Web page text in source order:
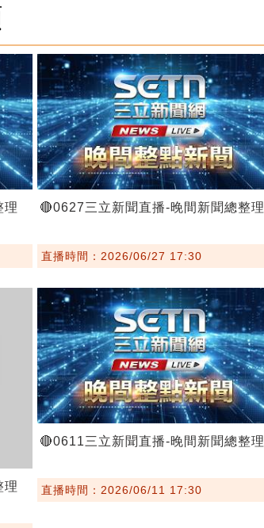
理 🔴0627三立新聞直播-晚間新聞總整理
直播時間：2026/06/27 17:30
理
🔴0611三立新聞直播-晚間新聞總整理
直播時間：2026/06/11 17:30